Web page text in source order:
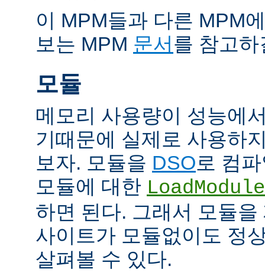
이 MPM들과 다른 MPM
보는 MPM 문서를 참고
모듈
메모리 사용량이 성능에
기때문에 실제로 사용하
보자. 모듈을 DSO로 컴
모듈에 대한 LoadModule
하면 된다. 그래서 모듈
사이트가 모듈없이도 정
살펴볼 수 있다.